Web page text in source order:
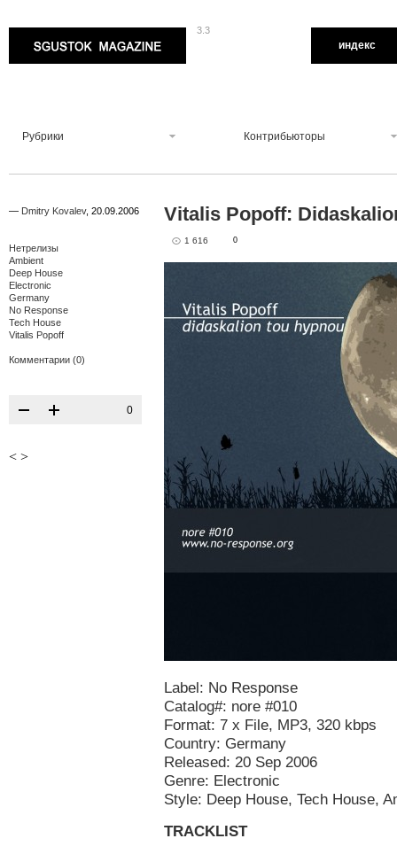
3.3
индекс
Рубрики Контрибьюторы
— Dmitry Kovalev, 20.09.2006
Нетрелизы
Ambient
Deep House
Electronic
Germany
No Response
Tech House
Vitalis Popoff
Комментарии (0)
0
< >
Vitalis Popoff:
1 616 0
Label: No Response
Catalog#: nore #010
Format: 7 x File, MP3, 320 kbps
Country: Germany
Released: 20 Sep 2006
Genre: Electronic
Style: Deep House, Tech House,
TRACKLIST